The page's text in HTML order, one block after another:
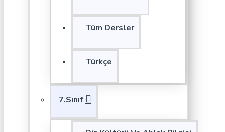
Tüm Dersler
Türkçe
7.Sınıf